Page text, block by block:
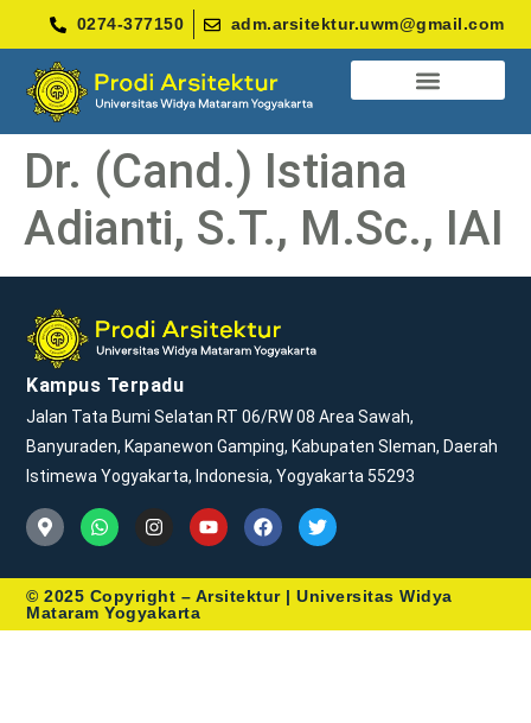
0274-377150 adm.arsitektur.uwm@gmail.com
Dr. (Cand.) Istiana
Adianti, S.T., M.Sc., IAI
Kampus Terpadu
Jalan Tata Bumi Selatan RT 06/RW 08 Area Sawah,
Banyuraden, Kapanewon Gamping, Kabupaten Sleman, Daerah
Istimewa Yogyakarta, Indonesia, Yogyakarta 55293
© 2025 Copyright – Arsitektur | Universitas Widya
Mataram Yogyakarta